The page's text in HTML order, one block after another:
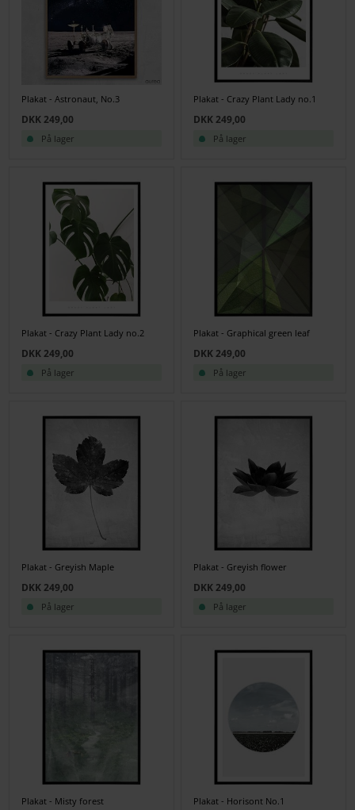
Plakat - Astronaut, No.3
DKK 249,00
På lager
Plakat - Crazy Plant Lady no.1
DKK 249,00
På lager
Plakat - Crazy Plant Lady no.2
DKK 249,00
På lager
Plakat - Graphical green leaf
DKK 249,00
På lager
Plakat - Greyish Maple
DKK 249,00
På lager
Plakat - Greyish flower
DKK 249,00
På lager
Plakat - Misty forest Plakat - Horisont No.1